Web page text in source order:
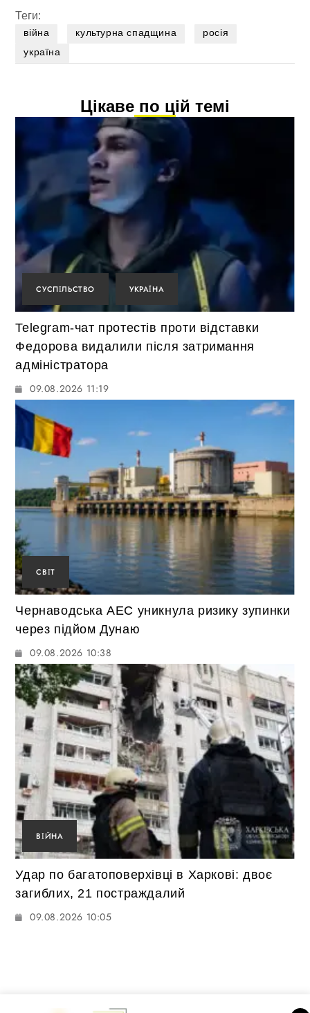
Теги:
війна культурна спадщина
росія
україна
Цікаве по цій темі
СУСПІЛЬСТВО УКРАЇНА
Telegram-чат протестів проти відставки
Федорова видалили після затримання
адміністратора
09.08.2026 11:19
СВІТ
Чернаводська АЕС уникнула ризику зупинки
через підйом Дунаю
09.08.2026 10:38
ВІЙНА
Удар по багатоповерхівці в Харкові: двоє
загиблих, 21 постраждалий
09.08.2026 10:05